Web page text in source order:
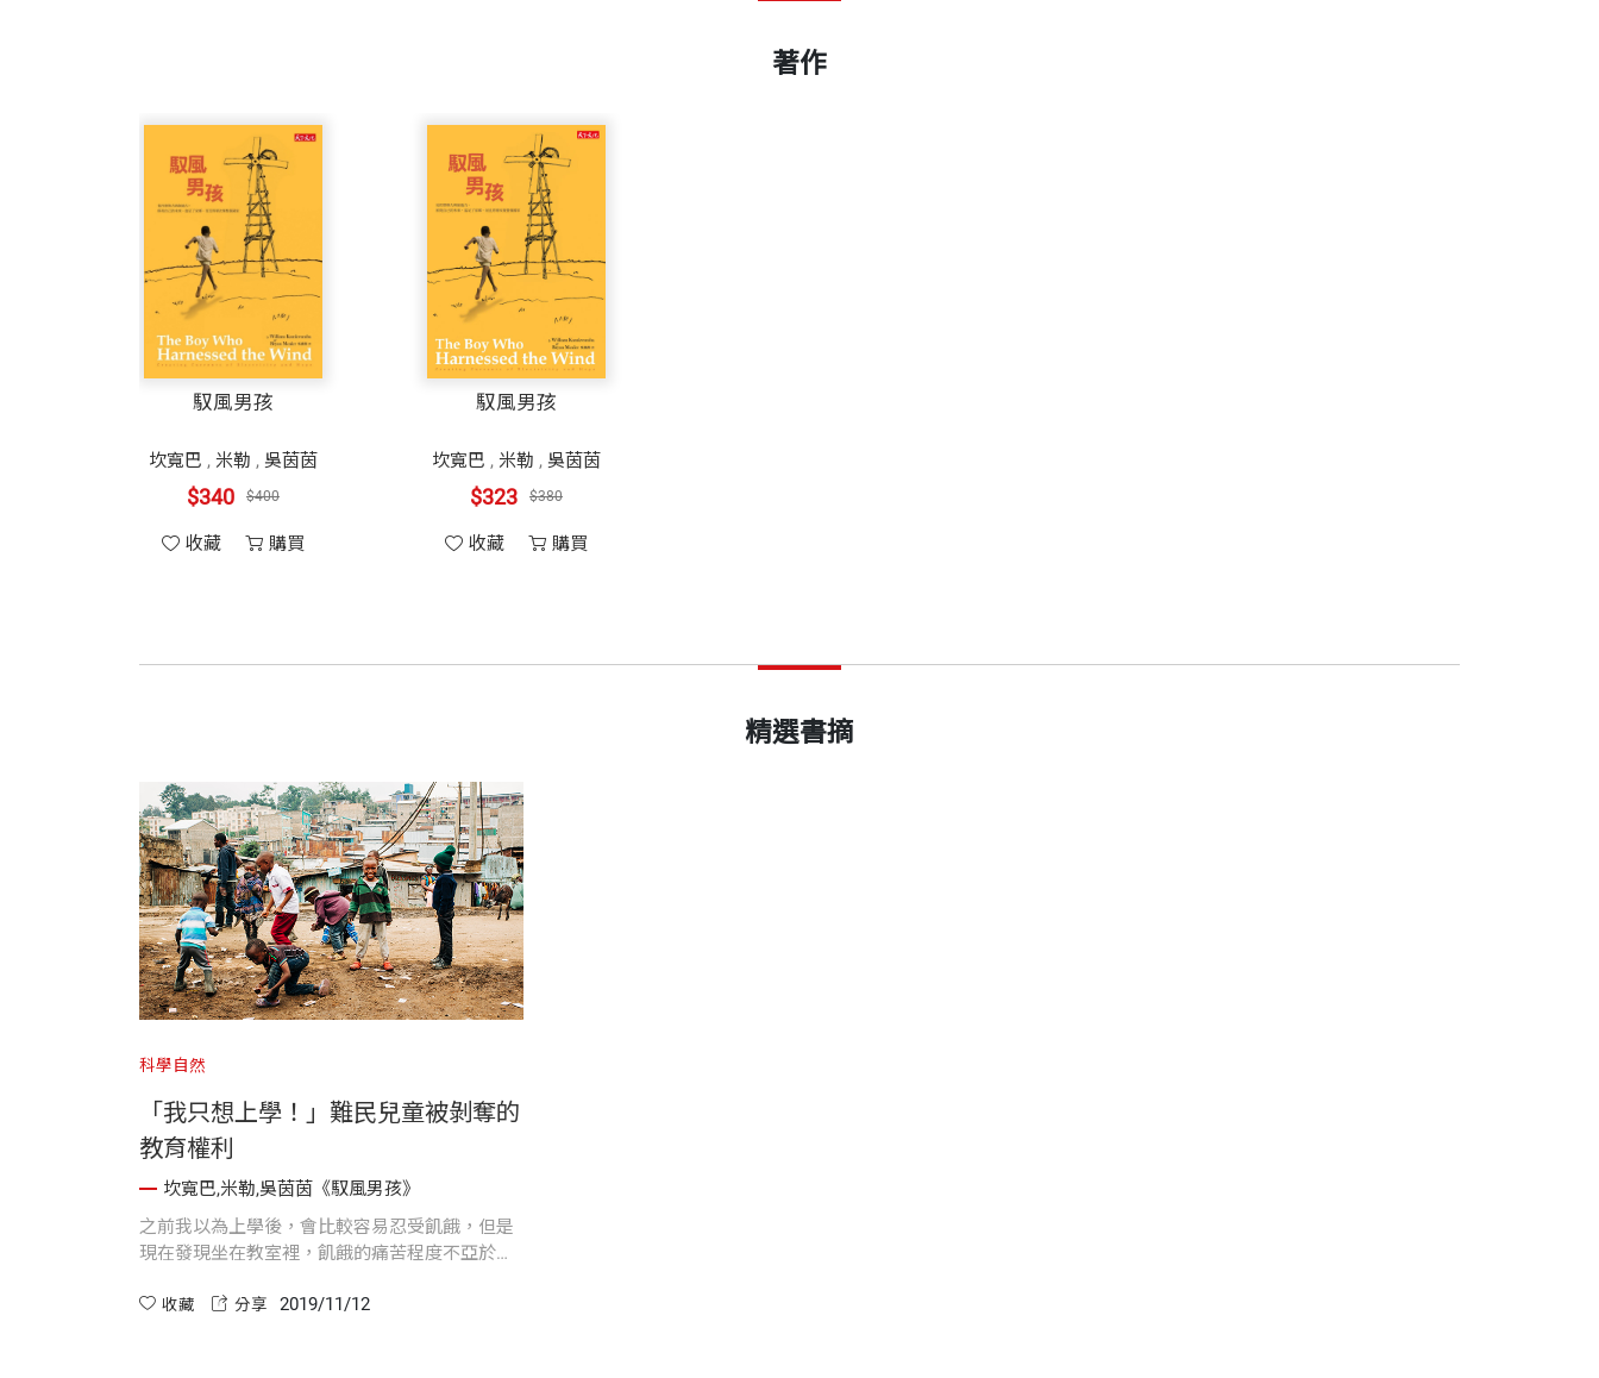
著作
馭風男孩
坎寬巴 , 米勒 , 吳茵茵
$340 $400
收藏 購買
馭風男孩
坎寬巴 , 米勒 , 吳茵茵
$323 $380
收藏 購買
精選書摘
科學自然
「我只想上學！」難民兒童被剝奪的
教育權利
坎寬巴,米勒,吳茵茵《馭風男孩》
之前我以為上學後，會比較容易忍受飢餓，但是
現在發現坐在教室裡，飢餓的痛苦程度不亞於種
收藏 分享 2019/11/12